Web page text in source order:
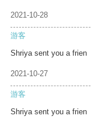
2021-10-28
游客
Shriya sent you a frien
2021-10-27
游客
Shriya sent you a frien